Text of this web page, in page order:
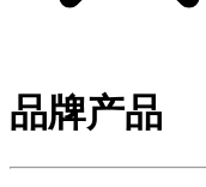
品牌产品